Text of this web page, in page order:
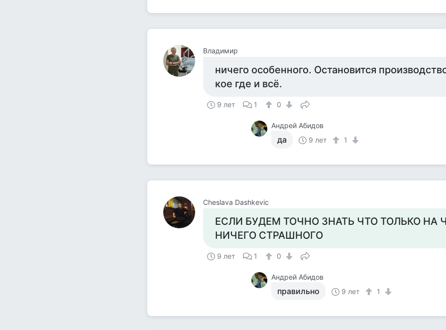
Владимир
ничего особенного. Остановится
кое где и всё.
9 лет 1 0
Андрей Абидов
да 9 лет 1
Cheslava Dashkevic
ЕСЛИ БУДЕМ ТОЧНО ЗНАТЬ ЧТО ТОЛЬКО НА
НИЧЕГО СТРАШНОГО
9 лет 1 0
Андрей Абидов
правильно 9 лет 1